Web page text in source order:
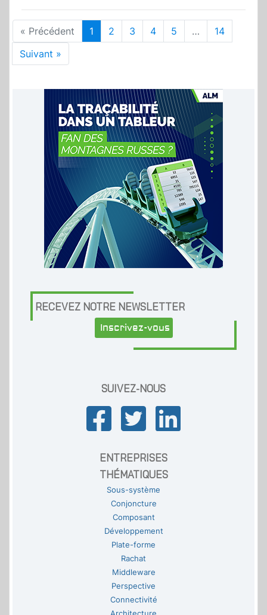
« Précédent 1 2 3 4 5 …
14
Suivant »
RECEVEZ NOTRE NEWSLETTER
Inscrivez-vous
SUIVEZ-NOUS
ENTREPRISES
THÉMATIQUES
Sous-système
Conjoncture
Composant
Développement
Plate-forme
Rachat
Middleware
Perspective
Connectivité